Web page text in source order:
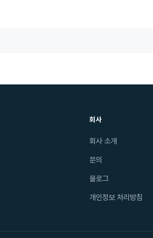
회사
회사 소개
문의
블로그
개인정보 처리방침